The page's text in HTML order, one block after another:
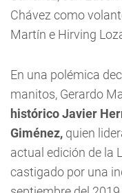
Chávez como
Martín e Hirving
En una polémica
manitos, Gerardo
histórico Javier
Giménez, quien
actual edición de la
castigado por una